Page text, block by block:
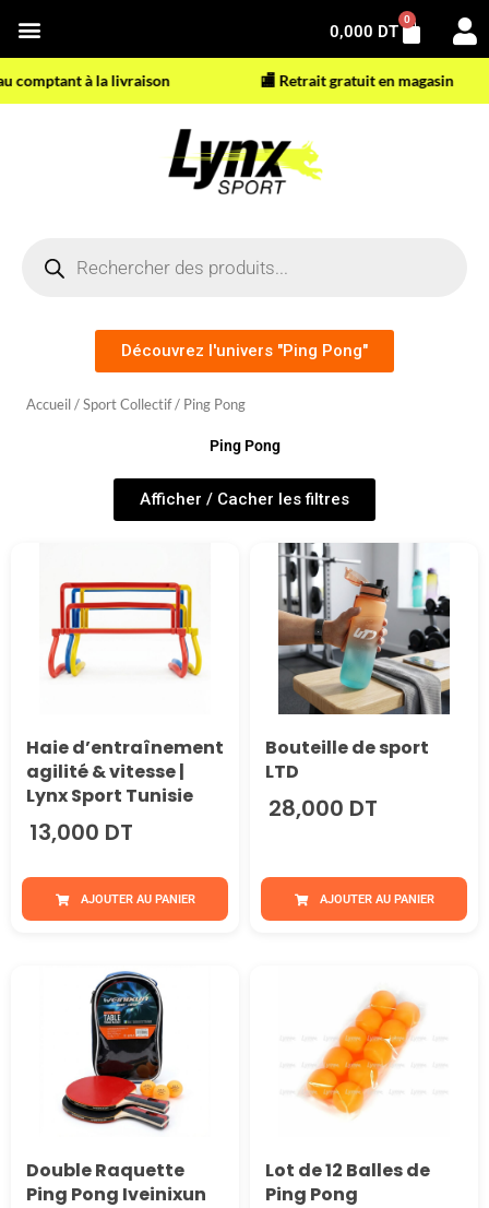
contenu
0,000 DT
0
Panier
à la livraison 🏬 Retrait gratuit en magasin
produits
Découvrez l'univers "Ping Pong"
Accueil / Sport Collectif/ Ping Pong
Ping Pong
Afficher / Cacher les filtres
Haie d’entraînement
agilité & vitesse |
Lynx Sport Tunisie
13,000 DT
AJOUTER AU PANIER
Bouteille de sport
LTD
28,000 DT
AJOUTER AU PANIER
Double Raquette
Ping Pong Iveinixun
Lot de 12 Balles de
Ping Pong